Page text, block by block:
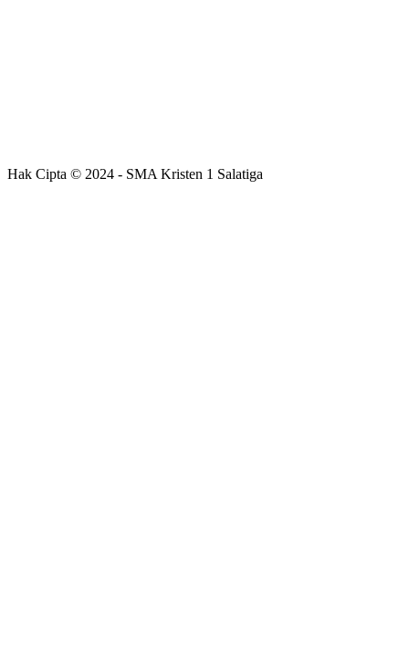
Hak Cipta © 2024 - SMA Kristen 1 Salatiga